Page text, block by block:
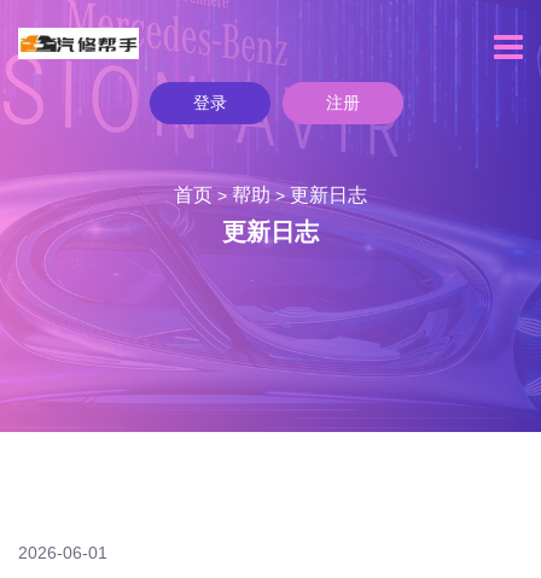
登录 注册
首页 > 帮助>更新日志
更新日志
2026-06-01